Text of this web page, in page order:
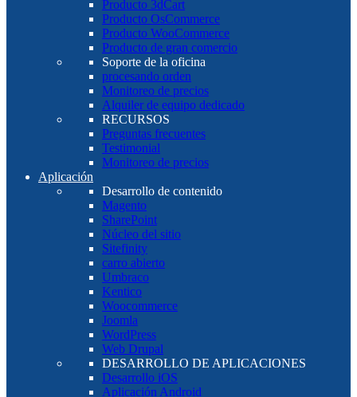
Producto 3dCart
Producto OsCommerce
Producto WooCommerce
Producto de gran comercio
Soporte de la oficina
procesando orden
Monitoreo de precios
Alquiler de equipo dedicado
RECURSOS
Preguntas frecuentes
Testimonial
Monitoreo de precios
Aplicación
Desarrollo de contenido
Magento
SharePoint
Núcleo del sitio
Sitefinity
carro abierto
Umbraco
Kentico
Woocommerce
Joomla
WordPress
Web Drupal
DESARROLLO DE APLICACIONES
Desarrollo iOS
Aplicación Android